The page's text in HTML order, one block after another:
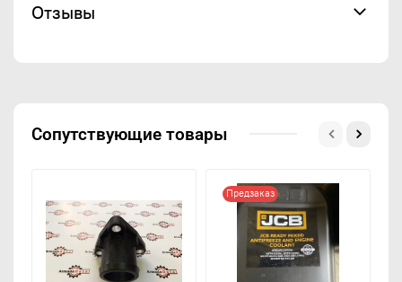
Отзывы
Сопутствующие товары
Предзаказ